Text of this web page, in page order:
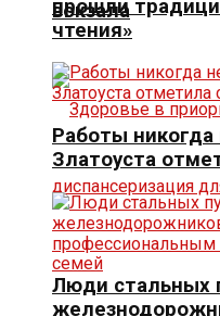
вокзала
прошли
чтения»
Работы
Златоуста
Люди стальных